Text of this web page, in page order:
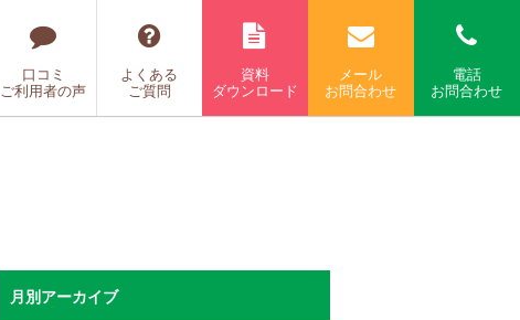
口コミ
ご利用者の声
よくある
ご質問
資料
ダウンロード
メール
お問合わせ
電話
お問合わせ
月別アーカイブ